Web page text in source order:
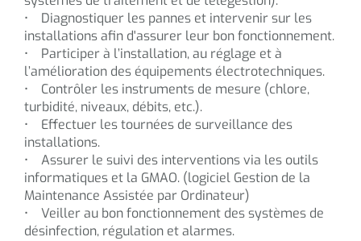
• Diagnostiquer les pannes et intervenir sur les
installations afin d'assurer leur bon fonctionnement.
• Participer à l’installation, au réglage et à
l’amélioration des équipements électrotechniques.
• Contrôler les instruments de mesure (chlore,
turbidité, niveaux, débits, etc.).
• Effectuer les tournées de surveillance des
installations.
• Assurer le suivi des interventions via les outils
informatiques et la GMAO. (logiciel Gestion de la
Maintenance Assistée par Ordinateur)
• Veiller au bon fonctionnement des systèmes de
désinfection, régulation et alarmes.